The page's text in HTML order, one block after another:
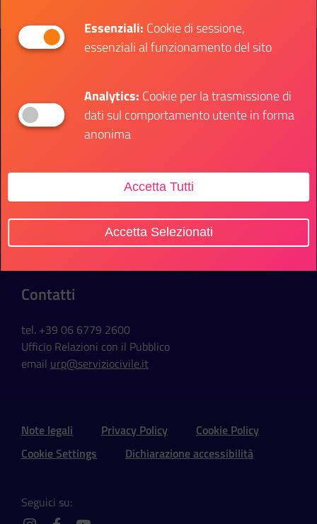
Presidenza del Consiglio dei Ministri
Contatti
Sede Ufficio
Via della Ferratella in Laterano, 51
00184 Roma - Italia
Contatti
tel. +39 06 6779 2600
Ufficio Relazioni con il Pubblico
email urp@serviziocivile.it
Sezione Link Utili e Social
Note legali Privacy Policy
Cookie Policy
Cookie Settings
Dichiarazione accessibilità
Seguici su:
Essenziali: Cookie di sessione,
essenziali al funzionamento del sito
Analytics: Cookie per la trasmissione di
dati sul comportamento utente in forma
anonima
Accetta Tutti
Accetta Selezionati